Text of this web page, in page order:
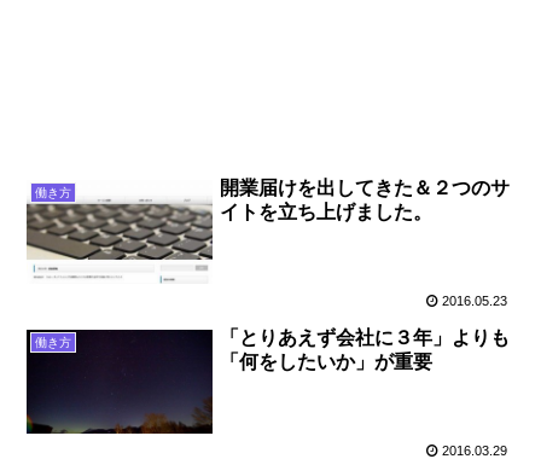
働き方
開業届けを出してきた＆２つのサ
イトを立ち上げました。
2016.05.23
働き方
「とりあえず会社に３年」よりも
「何をしたいか」が重要
2016.03.29